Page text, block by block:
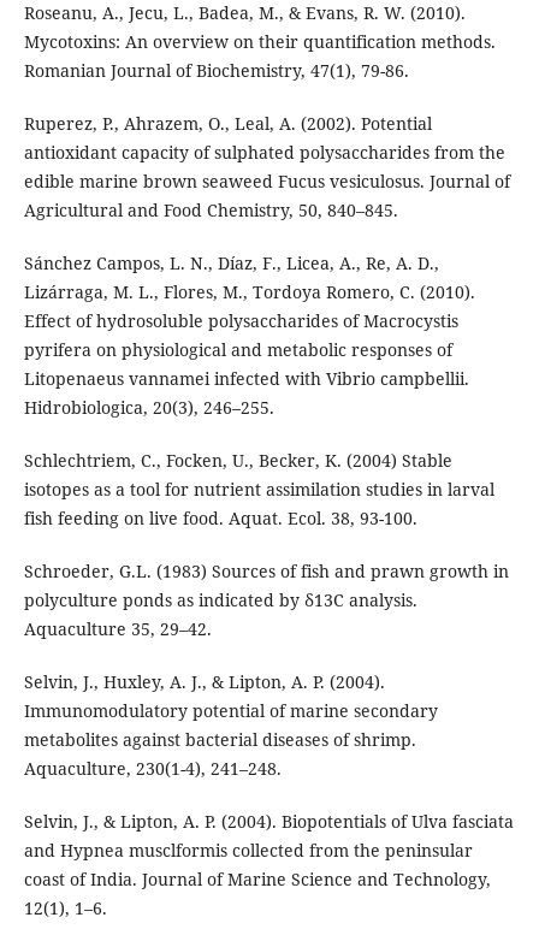
Roseanu, A., Jecu, L., Badea, M., & Evans, R. W. (2010).
Mycotoxins: An overview on their quantification methods.
Romanian Journal of Biochemistry, 47(1), 79-86.
Ruperez, P., Ahrazem, O., Leal, A. (2002). Potential
antioxidant capacity of sulphated polysaccharides from the
edible marine brown seaweed Fucus vesiculosus. Journal of
Agricultural and Food Chemistry, 50, 840–845.
Sánchez Campos, L. N., Díaz, F., Licea, A., Re, A. D.,
Lizárraga, M. L., Flores, M., Tordoya Romero, C. (2010).
Effect of hydrosoluble polysaccharides of Macrocystis
pyrifera on physiological and metabolic responses of
Litopenaeus vannamei infected with Vibrio campbellii.
Hidrobiologica, 20(3), 246–255.
Schlechtriem, C., Focken, U., Becker, K. (2004) Stable
isotopes as a tool for nutrient assimilation studies in larval
fish feeding on live food. Aquat. Ecol. 38, 93-100.
Schroeder, G.L. (1983) Sources of fish and prawn growth in
polyculture ponds as indicated by δ13C analysis.
Aquaculture 35, 29–42.
Selvin, J., Huxley, A. J., & Lipton, A. P. (2004).
Immunomodulatory potential of marine secondary
metabolites against bacterial diseases of shrimp.
Aquaculture, 230(1-4), 241–248.
Selvin, J., & Lipton, A. P. (2004). Biopotentials of Ulva fasciata
and Hypnea musclformis collected from the peninsular
coast of India. Journal of Marine Science and Technology,
12(1), 1–6.